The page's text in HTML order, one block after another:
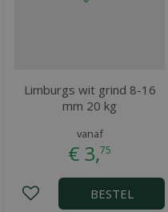
Limburgs wit grind 8-16
mm 20 kg
vanaf
€ 3,75
BESTEL